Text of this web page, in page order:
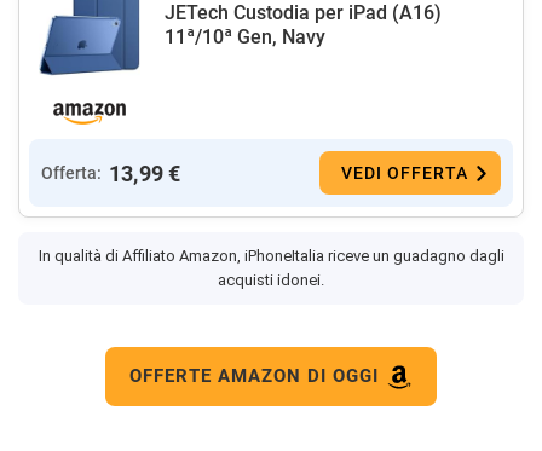
JETech Custodia per iPad (A16)
11ª/10ª Gen, Navy
Offerta: 13,99 € VEDI OFFERTA
In qualità di Affiliato Amazon, iPhoneItalia riceve un guadagno dagli
acquisti idonei.
OFFERTE AMAZON DI OGGI